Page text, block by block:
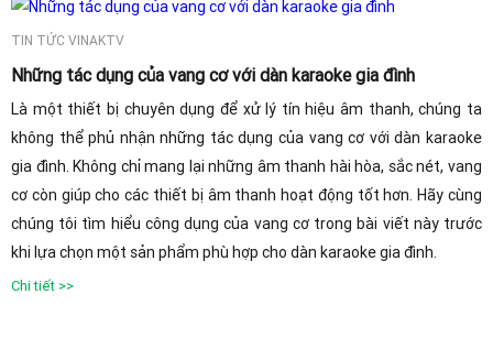
TIN TỨC VINAKTV
Những tác dụng của vang cơ với dàn karaoke gia đình
Là một thiết bị chuyên dụng để xử lý tín hiệu âm thanh, chúng ta
không thể phủ nhận những tác dụng của vang cơ với dàn karaoke
gia đình. Không chỉ mang lại những âm thanh hài hòa, sắc nét, vang
cơ còn giúp cho các thiết bị âm thanh hoạt động tốt hơn. Hãy cùng
chúng tôi tìm hiểu công dụng của vang cơ trong bài viết này trước
khi lựa chọn một sản phẩm phù hợp cho dàn karaoke gia đình.
Chi tiết >>